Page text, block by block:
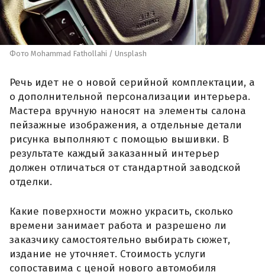
Фото Mohammad Fathollahi / Unsplash
Речь идет не о новой серийной комплектации, а
о дополнительной персонализации интерьера.
Мастера вручную наносят на элементы салона
пейзажные изображения, а отдельные детали
рисунка выполняют с помощью вышивки. В
результате каждый заказанный интерьер
должен отличаться от стандартной заводской
отделки.
Какие поверхности можно украсить, сколько
времени занимает работа и разрешено ли
заказчику самостоятельно выбирать сюжет,
издание не уточняет. Стоимость услуги
сопоставима с ценой нового автомобиля